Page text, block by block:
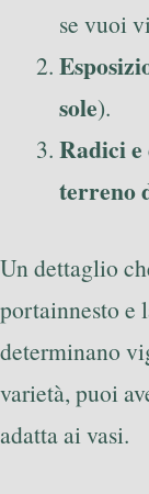
se vuoi
sole).
Radici
terreno
Un dettaglio
portainnesto e
determinano
varietà, puoi
adatta ai vasi.